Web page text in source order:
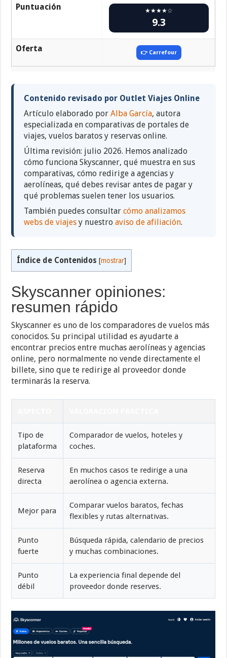
Puntuación ★★★★☆
9.3
Oferta 👉 Carrefour
Contenido revisado por Outlet Viajes Online
Artículo elaborado porAlba García, autora
especializada en comparativas de portales de
viajes, vuelos baratos y reservas online.
Última revisión: julio 2026. Hemos analizado
cómo funciona Skyscanner, qué muestra en sus
comparativas, cómo redirige a agencias y
aerolíneas, qué debes revisar antes de pagar y
qué problemas suelen tener los usuarios.
También puedes consultarcómo analizamos
webs de viajes y nuestroaviso de afiliación.
Índice de Contenidos [mostrar]
Skyscanner opiniones:
resumen rápido
Skyscanner es uno de los comparadores de vuelos más
conocidos. Su principal utilidad es ayudarte a
encontrar precios entre muchas aerolíneas y agencias
online, pero normalmente no vende directamente el
billete, sino que te redirige al proveedor donde
terminarás la reserva.
Tipo de
plataforma
Comparador de vuelos, hoteles y
coches.
Reserva
directa
En muchos casos te redirige a una
aerolínea o agencia externa.
Mejor para
Comparar vuelos baratos, fechas
flexibles y rutas alternativas.
Punto
fuerte
Búsqueda rápida, calendario de precios
y muchas combinaciones.
Punto
débil
La experiencia final depende del
proveedor donde reserves.